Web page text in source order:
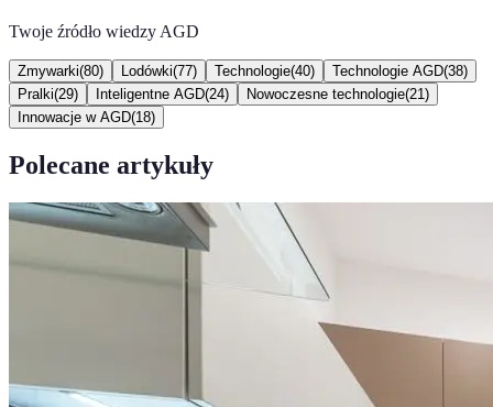
Twoje źródło wiedzy AGD
Zmywarki(80) Lodówki(77) Technologie(40) Technologie AGD(38)
Pralki(29) Inteligentne AGD(24) Nowoczesne technologie(21 )
Innowacje w AGD(18)
Polecane artykuły